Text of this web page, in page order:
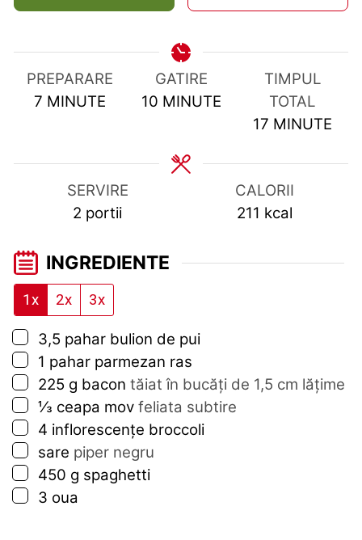
PREPARARE
7MINUTES
MINUTE
GATIRE
10MINUTES
MINUTE
TIMPUL
TOTAL
17 MINUTES
MINUTE
SERVIRE
2 portii
CALORII
211 kcal
INGREDIENTE
1x 2x 3x
▢
3,5 pahar bulion de pui
▢
1 pahar parmezan ras
▢
225 g bacon tăiat în bucăți de 1,5 cm lățime
▢
⅓ ceapa mov feliata subtire
▢
4 inflorescențe broccoli
▢
sare piper negru
▢
450 g spaghetti
▢
3 oua